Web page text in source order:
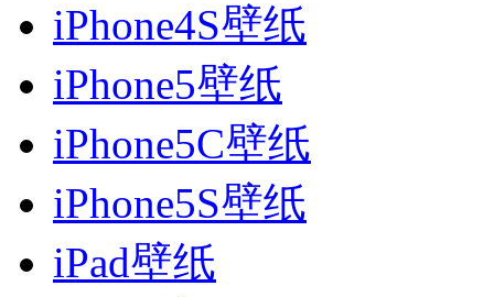
iPhone4S壁纸
iPhone5壁纸
iPhone5C壁纸
iPhone5S壁纸
iPad壁纸